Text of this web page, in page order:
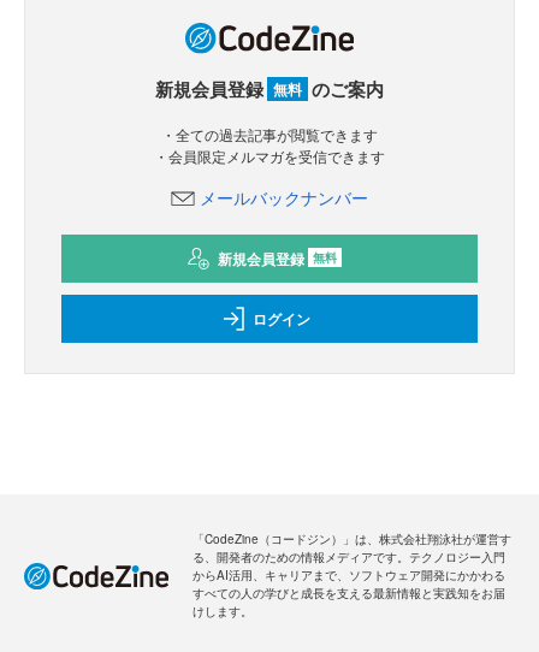
新規会員登録 無料 のご案内
・全ての過去記事が閲覧できます
・会員限定メルマガを受信できます
メールバックナンバー
新規会員登録 無料
ログイン
「CodeZine（コードジン）」は、株式会社翔泳社が運営す
る、開発者のための情報メディアです。テクノロジー入門
からAI活用、キャリアまで、ソフトウェア開発にかかわる
すべての人の学びと成長を支える最新情報と実践知をお届
けします。